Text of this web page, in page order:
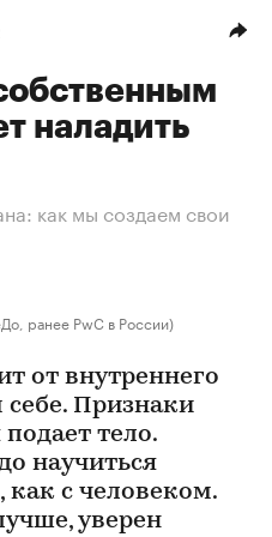
наладить
как мы создаем свои
ранее PwC в России)
от внутреннего
Признаки
тело.
научиться
как с человеком.
уверен